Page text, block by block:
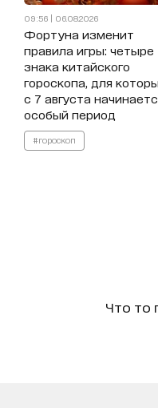
09:56 | 06.08.2026
Фортуна изменит
правила игры: четыре
знака китайского
гороскопа, для
с 7 августа
особый период
#гороскоп
Что то